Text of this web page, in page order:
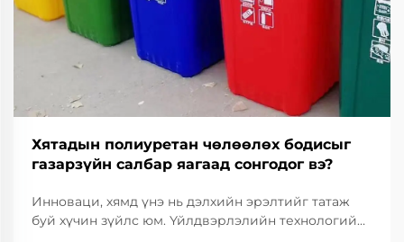
Хятадын полиуретан чөлөөлөх бодисыг
газарзүйн салбар яагаад сонгодог вэ?
Инноваци, хямд үнэ нь дэлхийн эрэлтийг татаж
буй хүчин зүйлс юм. Үйлдвэрлэлийн технологийн